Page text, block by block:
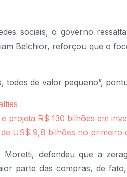
sociais, o governo
Belchior, reforçou que o
de valor pequeno”,
projeta R$ 130 bilhões em
US$ 9,8 bilhões no primeiro
defendeu que a
parte das compras, de